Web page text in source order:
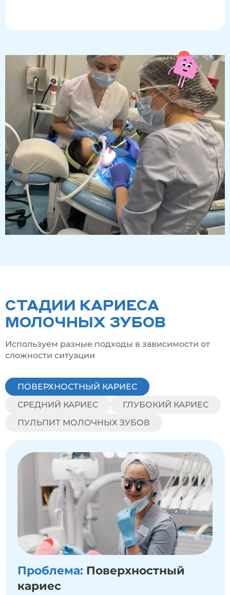
СТАДИИ КАРИЕСА
МОЛОЧНЫХ ЗУБОВ
Используем разные подходы в зависимости от
сложности ситуации
ПОВЕРХНОСТНЫЙ КАРИЕС
СРЕДНИЙ КАРИЕС
ГЛУБОКИЙ КАРИЕС
ПУЛЬПИТ МОЛОЧНЫХ ЗУБОВ
Проблема: Поверхностный
кариес